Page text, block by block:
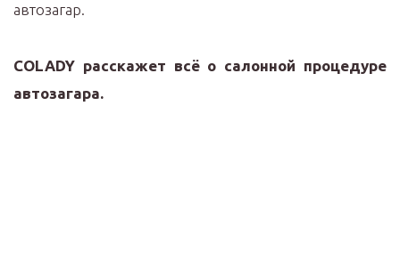
автозагар.
COLADY расскажет всё о салонной процедуре
автозагара.